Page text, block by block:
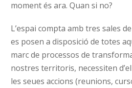
moment és ara. Quan si no?
L’espai compta amb tres sales
es posen a disposició de totes
marc de processos de
nostres territoris, necessiten
les seues accions (reunions,